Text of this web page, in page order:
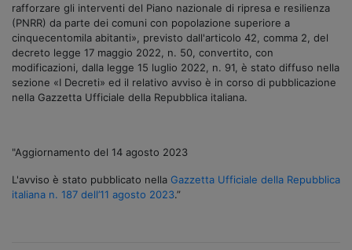
rafforzare gli interventi del Piano nazionale di ripresa e resilienza
(PNRR) da parte dei comuni con popolazione superiore a
cinquecentomila abitanti», previsto dall'articolo 42, comma 2, del
decreto legge 17 maggio 2022, n. 50, convertito, con
modificazioni, dalla legge 15 luglio 2022, n. 91, è stato diffuso nella
sezione «I Decreti» ed il relativo avviso è in corso di pubblicazione
nella Gazzetta Ufficiale della Repubblica italiana.
"Aggiornamento del 14 agosto 2023
L'avviso è stato pubblicato nella Gazzetta Ufficiale della Repubblica
italiana n. 187 dell’11 agosto 2023.”